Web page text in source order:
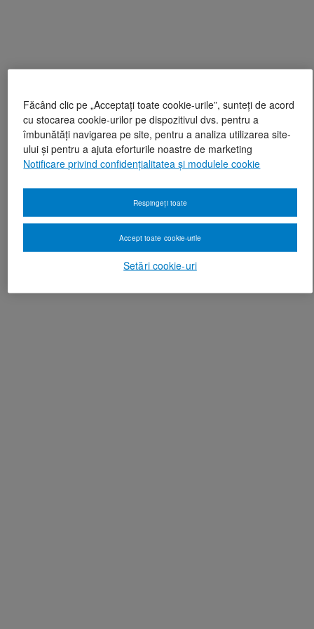
Făcând clic pe „Acceptați toate cookie-urile”, sunteți de acord
cu stocarea cookie-urilor pe dispozitivul dvs. pentru a
îmbunătăți navigarea pe site, pentru a analiza utilizarea site-
ului și pentru a ajuta eforturile noastre de marketing
Notificare privind confidențialitatea și modulele cookie
Setări cookie-uri
Respingeți toate
Accept toate cookie-urile